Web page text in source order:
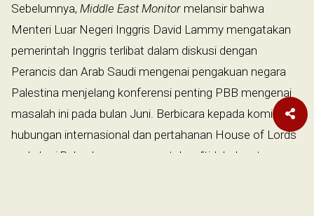
Sebelumnya, Middle East Monitor melansir bahwa
Menteri Luar Negeri Inggris David Lammy mengatakan
pemerintah Inggris terlibat dalam diskusi dengan
Perancis dan Arab Saudi mengenai pengakuan negara
Palestina menjelang konferensi penting PBB mengenai
masalah ini pada bulan Juni. Berbicara kepada komite
hubungan internasional dan pertahanan House of Lords
pada hari Rabu, Lammy mengatakan “tidak dapat